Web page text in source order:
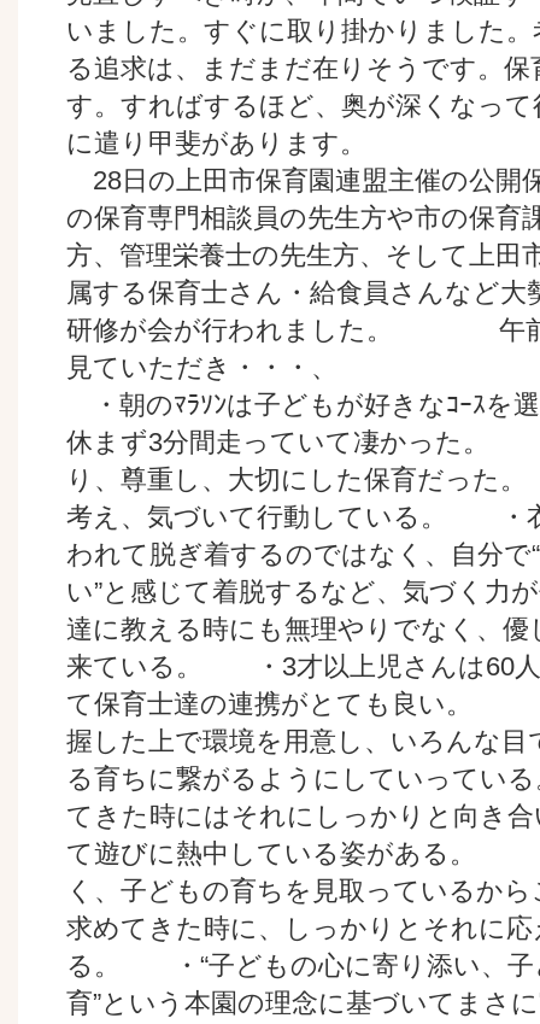
いました。すぐに取り掛かりました
る追求は、まだまだ在りそうです。
す。すればするほど、奥が深くなっ
に遣り甲斐があります。
28日の上田市保育園連盟主催の公開
の保育専門相談員の先生方や市の保育
方、管理栄養士の先生方、そして上田
属する保育士さん・給食員さんなど
研修が会が行われました。 午前
見ていただき・・・、
・朝のﾏﾗｿﾝは子どもが好きなｺｰｽを
休まず3分間走っていて凄かった。
り、尊重し、大切にした保育だっ
考え、気づいて行動している。 ・
われて脱ぎ着するのではなく、自分で
い”と感じて着脱するなど、気づく
達に教える時にも無理やりでなく、
来ている。 ・3才以上児さんは60人
て保育士達の連携がとても良い。
握した上で環境を用意し、いろんな目
る育ちに繋がるようにしていって
てきた時にはそれにしっかりと向き
て遊びに熱中している姿がある。
く、子どもの育ちを見取っているか
求めてきた時に、しっかりとそれに
る。 ・“子どもの心に寄り添い、子
育”という本園の理念に基づいてま